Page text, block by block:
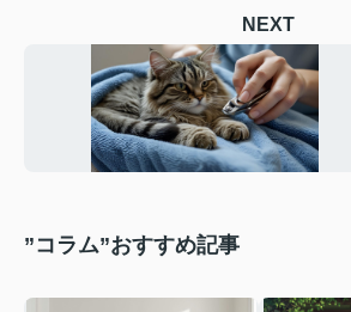
NEXT
”コラム”おすすめ記事